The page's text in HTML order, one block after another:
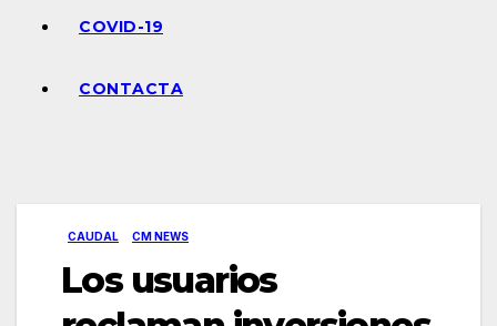
COVID-19
CONTACTA
CAUDAL CM NEWS
Los usuarios